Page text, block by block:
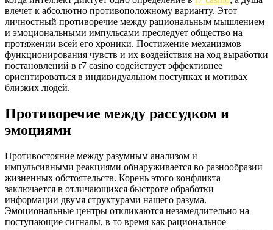
влечет к абсолютно противоположному варианту. Этот
личностный противоречие между рациональным мышлением
и эмоциональными импульсами преследует общество на
протяжении всей его хроники. Постижение механизмов
функционирования чувств и их воздействия на ход выработки
постановлений в r7 casino содействует эффективнее
ориентироваться в индивидуальном поступках и мотивах
близких людей.
Противоречие между рассудком и
эмоциями
Противостояние между разумным анализом и
импульсивными реакциями обнаруживается во разнообразии
жизненных обстоятельств. Корень этого конфликта
заключается в отличающихся быстроте обработки
информации двумя структурами нашего разума.
Эмоциональные центры откликаются незамедлительно на
поступающие сигналы, в то время как рациональное